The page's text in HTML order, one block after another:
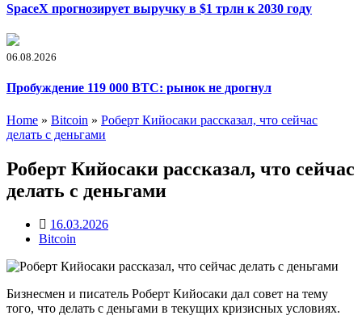
SpaceX прогнозирует выручку в $1 трлн к 2030 году
06.08.2026
Пробуждение 119 000 BTC: рынок не дрогнул
Home » Bitcoin » Роберт Кийосаки рассказал, что сейчас
делать с деньгами
Роберт Кийосаки рассказал, что сейчас
делать с деньгами
16.03.2026
Bitcoin
Бизнесмен и писатель Роберт Кийосаки дал совет на тему
того, что делать с деньгами в текущих кризисных условиях.